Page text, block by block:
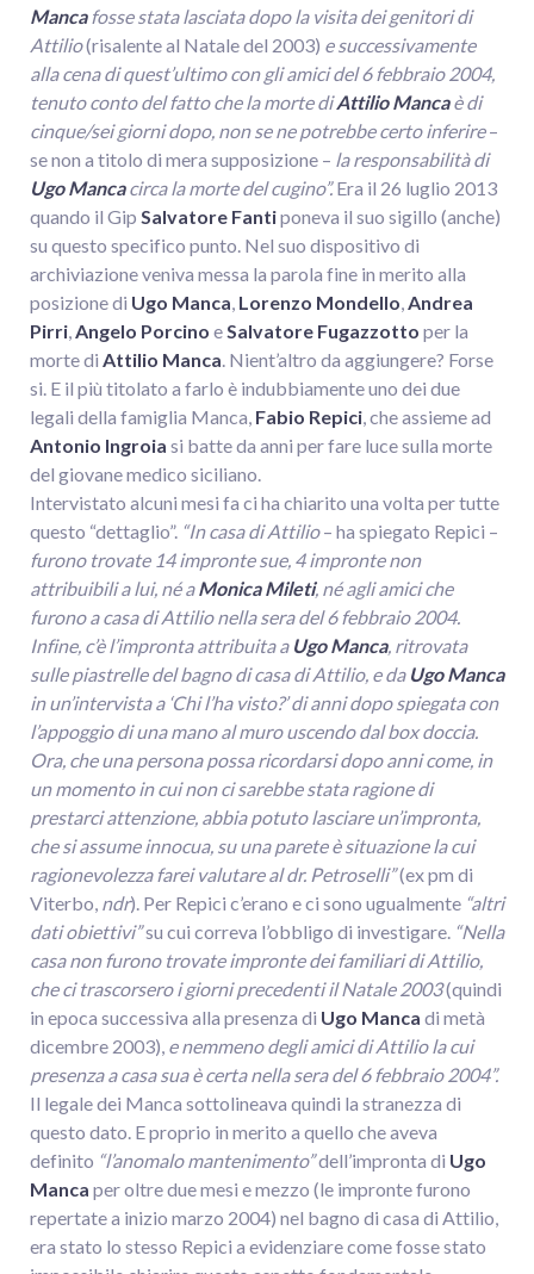
Mancafosse stata lasciata dopo la visita dei genitori di
Attilio(risalente al Natale del 2003) e successivamente
alla cena di quest’ultimo con gli amici del 6 febbraio 2004,
tenuto conto del fatto che la morte diAttilio Mancaè di
cinque/sei giorni dopo, non se ne potrebbe certo inferire–
se non a titolo di mera supposizione – la responsabilità di
Ugo Mancacirca la morte del cugino”.Era il 26 luglio 2013
quando il Gip Salvatore Fantiponeva il suo sigillo (anche)
su questo specifico punto. Nel suo dispositivo di
archiviazione veniva messa la parola fine in merito alla
posizione di Ugo Manca, Lorenzo Mondello,Andrea
Pirri,Angelo Porcino eSalvatore Fugazzotto per la
morte di Attilio Manca. Nient’altro da aggiungere? Forse
si. E il più titolato a farlo è indubbiamente uno dei due
legali della famiglia Manca, Fabio Repici, che assieme ad
Antonio Ingroia si batte da anni per fare luce sulla morte
del giovane medico siciliano.
Intervistato alcuni mesi fa ci ha chiarito una volta per tutte
questo “dettaglio”. “In casa di Attilio– ha spiegato Repici –
furono trovate 14 impronte sue, 4 impronte non
attribuibili a lui, né aMonica Mileti, né agli amici che
furono a casa di Attilio nella sera del 6 febbraio 2004.
Infine, c’è l’impronta attribuita aUgo Manca, ritrovata
sulle piastrelle del bagno di casa di Attilio, e daUgo Manca
in un’intervista a ‘Chi l’ha visto?’ di anni dopo spiegata con
l’appoggio di una mano al muro uscendo dal box doccia.
Ora, che una persona possa ricordarsi dopo anni come, in
un momento in cui non ci sarebbe stata ragione di
prestarci attenzione, abbia potuto lasciare un’impronta,
che si assume innocua, su una parete è situazione la cui
ragionevolezza farei valutare al dr. Petroselli”(ex pm di
Viterbo, ndr). Per Repici c’erano e ci sono ugualmente “altri
dati obiettivi”su cui correva l’obbligo di investigare. “Nella
casa non furono trovate impronte dei familiari di Attilio,
che ci trascorsero i giorni precedenti il Natale 2003(quindi
in epoca successiva alla presenza di Ugo Manca di metà
dicembre 2003), e nemmeno degli amici di Attilio la cui
presenza a casa sua è certa nella sera del 6 febbraio 2004”.
Il legale dei Manca sottolineava quindi la stranezza di
questo dato. E proprio in merito a quello che aveva
definito “l’anomalo mantenimento”dell’impronta di Ugo
Manca per oltre due mesi e mezzo (le impronte furono
repertate a inizio marzo 2004) nel bagno di casa di Attilio,
era stato lo stesso Repici a evidenziare come fosse stato